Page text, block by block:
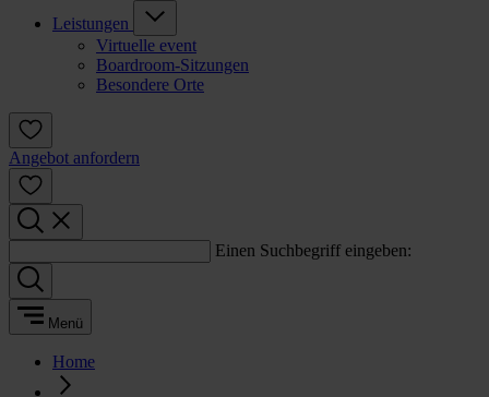
Leistungen
Virtuelle event
Boardroom-Sitzungen
Besondere Orte
Angebot anfordern
Einen Suchbegriff eingeben:
Menü
Home